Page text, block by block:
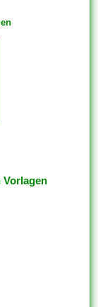
Vorlagen